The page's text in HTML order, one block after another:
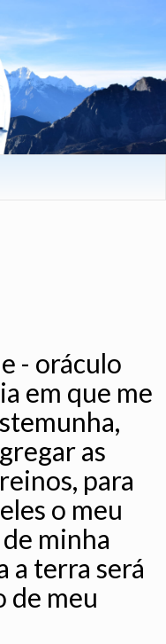
- oráculo
em que me
as
para
o meu
minha
a terra será
de meu